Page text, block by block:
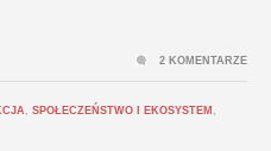
SPOŁECZEŃSTWO I EKOSYSTEM
2 KOMENTARZE